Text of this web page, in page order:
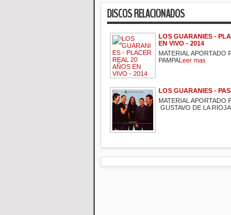
DISCOS RELACIONADOS
LOS GUARANIES -
EN VIVO - 2014
MATERIAL APORTADO
PAMPALeer mas
LOS GUARANIES -
MATERIAL APORTADO
GUSTAVO DE LA RIOJA